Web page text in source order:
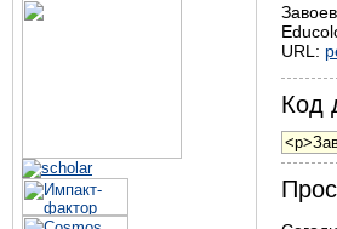
URL:
Код